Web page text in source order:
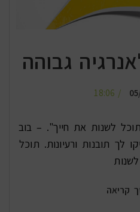
גבוהה
18:06
לשנות את חייך". – בוב
שיעניקו לך תובנות ורעיונות. תוכל
קריאה